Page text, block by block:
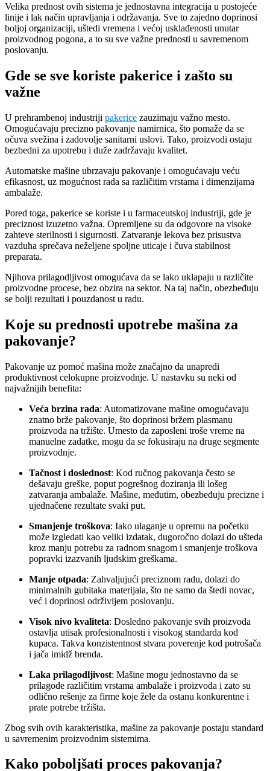
Velika prednost ovih sistema je jednostavna integracija u postojeće
linije i lak način upravljanja i održavanja. Sve to zajedno doprinosi
boljoj organizaciji, uštedi vremena i većoj usklađenosti unutar
proizvodnog pogona, a to su sve važne prednosti u savremenom
poslovanju.
Gde se sve koriste pakerice i zašto su
važne
U prehrambenoj industriji pakerice zauzimaju važno mesto.
Omogućavaju precizno pakovanje namirnica, što pomaže da se
očuva svežina i zadovolje sanitarni uslovi. Tako, proizvodi ostaju
bezbedni za upotrebu i duže zadržavaju kvalitet.
Automatske mašine ubrzavaju pakovanje i omogućavaju veću
efikasnost, uz mogućnost rada sa različitim vrstama i dimenzijama
ambalaže.
Pored toga, pakerice se koriste i u farmaceutskoj industriji, gde je
preciznost izuzetno važna. Opremljene su da odgovore na visoke
zahteve sterilnosti i sigurnosti. Zatvaranje lekova bez prisustva
vazduha sprečava neželjene spoljne uticaje i čuva stabilnost
preparata.
Njihova prilagodljivost omogućava da se lako uklapaju u različite
proizvodne procese, bez obzira na sektor. Na taj način, obezbeđuju
se bolji rezultati i pouzdanost u radu.
Koje su prednosti upotrebe mašina za
pakovanje?
Pakovanje uz pomoć mašina može značajno da unapredi
produktivnost celokupne proizvodnje. U nastavku su neki od
najvažnijih benefita:
Veća brzina rada: Automatizovane mašine omogućavaju
znatno brže pakovanje, što doprinosi bržem plasmanu
proizvoda na tržište. Umesto da zaposleni troše vreme na
manuelne zadatke, mogu da se fokusiraju na druge segmente
proizvodnje.
Tačnost i doslednost: Kod ručnog pakovanja često se
dešavaju greške, poput pogrešnog doziranja ili lošeg
zatvaranja ambalaže. Mašine, međutim, obezbeđuju precizne i
ujednačene rezultate svaki put.
Smanjenje troškova: Iako ulaganje u opremu na početku
može izgledati kao veliki izdatak, dugoročno dolazi do ušteda
kroz manju potrebu za radnom snagom i smanjenje troškova
popravki izazvanih ljudskim greškama.
Manje otpada: Zahvaljujući preciznom radu, dolazi do
minimalnih gubitaka materijala, što ne samo da štedi novac,
već i doprinosi održivijem poslovanju.
Visok nivo kvaliteta: Dosledno pakovanje svih proizvoda
ostavlja utisak profesionalnosti i visokog standarda kod
kupaca. Takva konzistentnost stvara poverenje kod potrošača
i jača imidž brenda.
Laka prilagodljivost: Mašine mogu jednostavno da se
prilagode različitim vrstama ambalaže i proizvoda i zato su
odlično rešenje za firme koje žele da ostanu konkurentne i
prate potrebe tržišta.
Zbog svih ovih karakteristika, mašine za pakovanje postaju standard
u savremenim proizvodnim sistemima.
Kako poboljšati proces pakovanja?